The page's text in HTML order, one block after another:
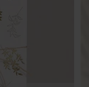
un week-